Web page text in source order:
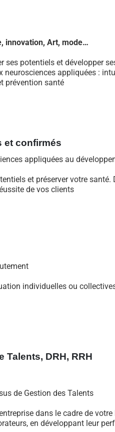
innovation, Art, mode…
ses potentiels et développer
neurosciences appliquées :
prévention santé
et confirmés
appliquées au
et préserver votre
de vos clients
individuelles ou
Talents, DRH, RRH
de Gestion des Talents
dans le cadre de
en développant leur